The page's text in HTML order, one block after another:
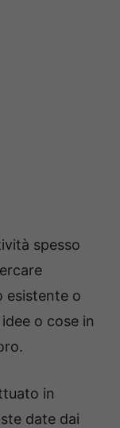
spesso
esistente o
o cose in
in
date dai